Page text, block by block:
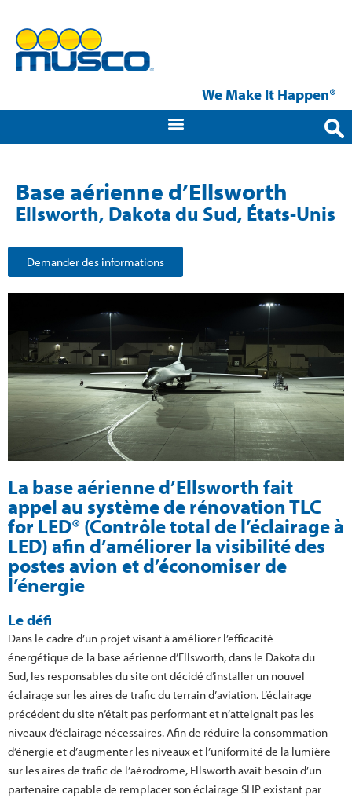
We Make It Happen®
Base aérienne d’Ellsworth
Ellsworth, Dakota du Sud, États-Unis
Demander des informations
La base aérienne d’Ellsworth fait
appel au système de rénovation TLC
for LED® (Contrôle total de l’éclairage à
LED) afin d’améliorer la visibilité des
postes avion et d’économiser de
l’énergie
Le défi
Dans le cadre d’un projet visant à améliorer l’efficacité
énergétique de la base aérienne d’Ellsworth, dans le Dakota du
Sud, les responsables du site ont décidé d’installer un nouvel
éclairage sur les aires de trafic du terrain d’aviation. L’éclairage
précédent du site n’était pas performant et n’atteignait pas les
niveaux d’éclairage nécessaires. Afin de réduire la consommation
d’énergie et d’augmenter les niveaux et l’uniformité de la lumière
sur les aires de trafic de l’aérodrome, Ellsworth avait besoin d’un
partenaire capable de remplacer son éclairage SHP existant par